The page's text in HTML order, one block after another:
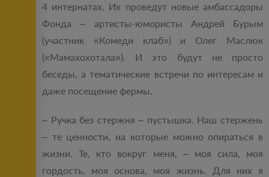
4 интернатах. Их проведут новые амбассадоры
Фонда – артисты-юмористы Андрей Бурым
(участник «Комеди клаб») и Олег Маслюк
(«Мамахохотала»). И это будут не просто
беседы, а тематические встречи по интересам и
даже посещение фермы.
– Ручка без стержня – пустышка. Наш стержень
– те ценности, на которые можно опираться в
жизни. Те, кто вокруг меня, – моя сила, моя
гордость, моя основа, моя жизнь. Для них я